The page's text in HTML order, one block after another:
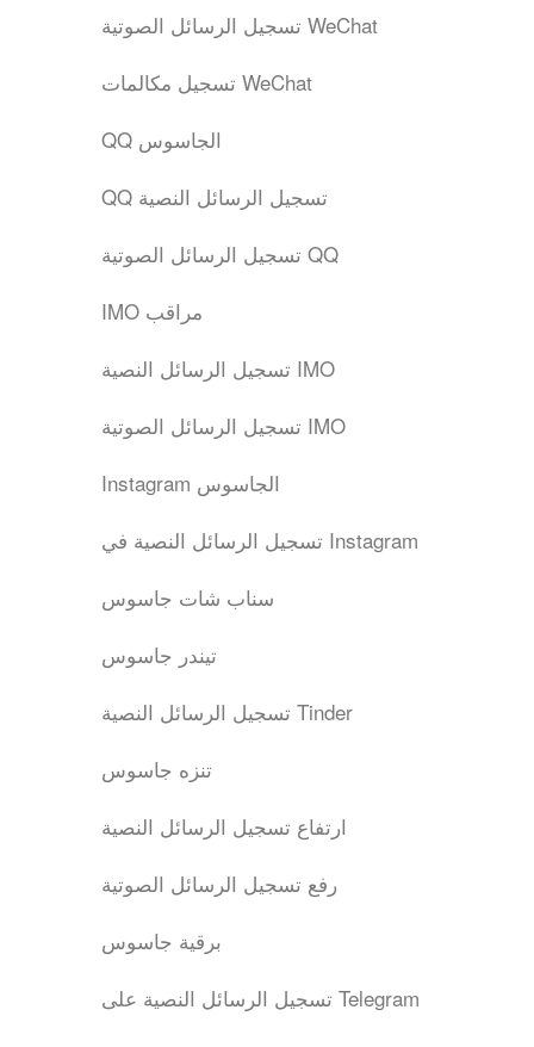
تسجيل الرسائل الصوتية WeChat
تسجيل مكالمات WeChat
QQ الجاسوس
QQ تسجيل الرسائل النصية
تسجيل الرسائل الصوتية QQ
IMO مراقب
تسجيل الرسائل النصية IMO
تسجيل الرسائل الصوتية IMO
Instagram الجاسوس
تسجيل الرسائل النصية في Instagram
سناب شات جاسوس
تيندر جاسوس
تسجيل الرسائل النصية Tinder
تنزه جاسوس
ارتفاع تسجيل الرسائل النصية
رفع تسجيل الرسائل الصوتية
برقية جاسوس
تسجيل الرسائل النصية على Telegram